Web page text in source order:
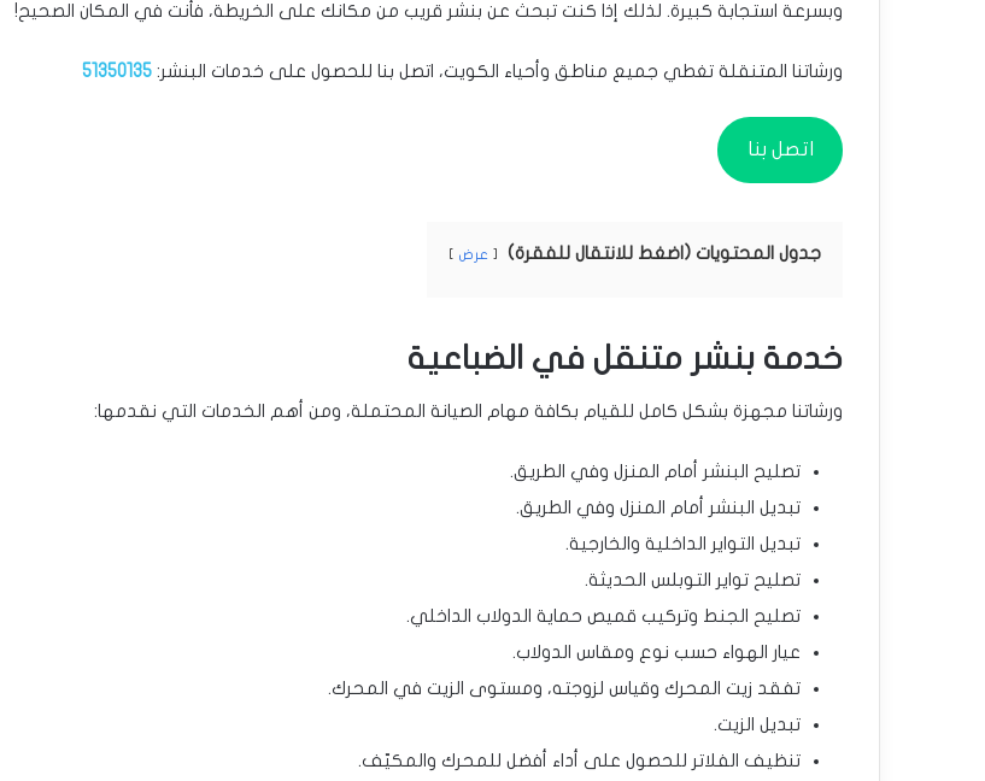
وبسرعة استجابة كبيرة. لذلك إذا كنت تبحث عن بنشر قريب من مكانك على الخريطة، فأنت في المكان الصحيح!
ورشاتنا المتنقلة تغطي جميع مناطق وأحياء الكويت، اتصل بنا للحصول على خدمات البنشر: 51350135
اتصل بنا
جدول المحتويات (اضغط للانتقال للفقرة) عرض
خدمة بنشر متنقل في الضباعية
ورشاتنا مجهزة بشكل كامل للقيام بكافة مهام الصيانة المحتملة، ومن أهم الخدمات التي نقدمها:
تصليح البنشر أمام المنزل وفي الطريق.
تبديل البنشر أمام المنزل وفي الطريق.
تبديل التواير الداخلية والخارجية.
تصليح تواير التوبلس الحديثة.
تصليح الجنط وتركيب قميص حماية الدولاب الداخلي.
عيار الهواء حسب نوع ومقاس الدولاب.
تفقد زيت المحرك وقياس لزوجته، ومستوى الزيت في المحرك.
تبديل الزيت.
تنظيف الفلاتر للحصول على أداء أفضل للمحرك والمكيّف.